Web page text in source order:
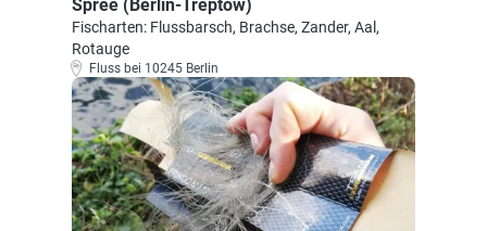
Spree (Berlin-Treptow)
Fischarten: Flussbarsch, Brachse, Zander, Aal,
Rotauge
Fluss bei 10245 Berlin